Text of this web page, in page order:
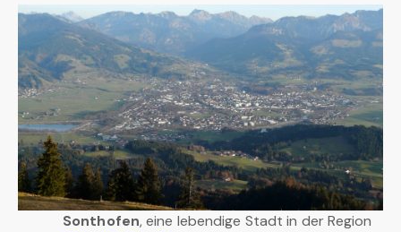
Sonthofen, eine lebendige Stadt in der Region